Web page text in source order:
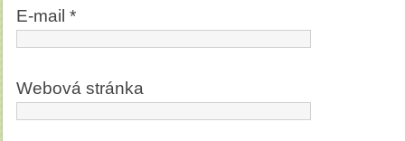
E-mail *
Webová stránka